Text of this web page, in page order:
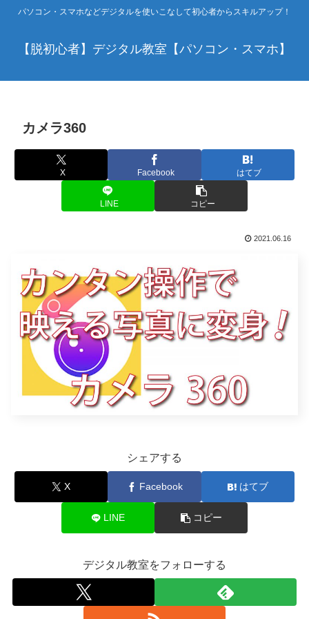
パソコン・スマホなどデジタルを使いこなして初心者からスキルアップ！
【脱初心者】デジタル教室【パソコン・スマホ】
カメラ360
X Facebook はてブ
LINE コピー
2021.06.16
シェアする
X Facebook はてブ
LINE コピー
デジタル教室をフォローする